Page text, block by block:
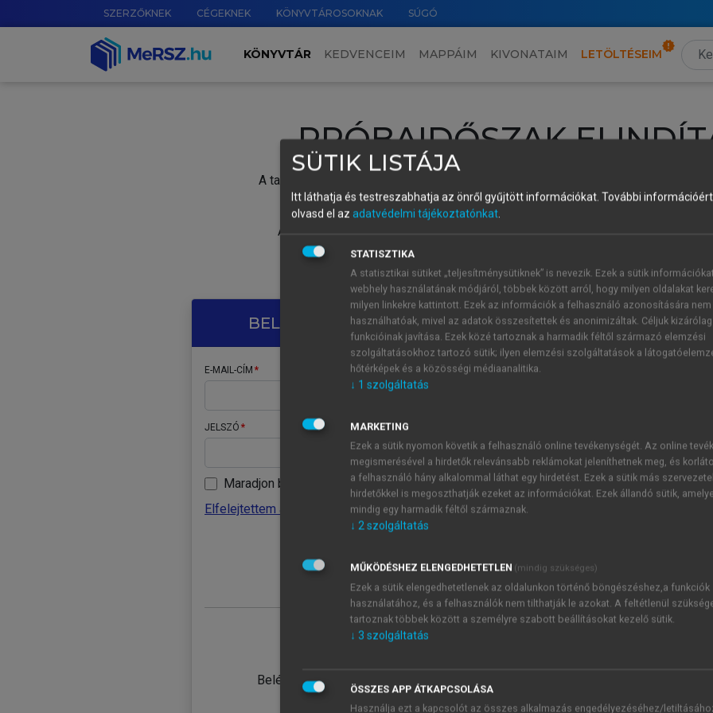
SZERZŐKNEK CÉGEKNEK KÖNYVTÁROSOKNAK SÚGÓ
KÖNYVTÁR KEDVENCEIM MAPPÁIM KIVONATAIM LETÖLTÉSEIM
PRÓBAIDŐSZAK
A tartalom megtekintéséhez lépj be a saját fiókoddal, iskolai azonosítóddal vagy
Új felhasználóként1 óra díjmentes hozzáférésrevagy
A próbaidőszak elindításához,
vagy hozz
A regisztráció után a
BELÉPÉS SAJÁT FIÓKKAL
E-MAIL-CÍM
JELSZÓ
Maradjon belépve
Elfelejtettem a jelszavamat
Belépés intézményi azonosítóval
ÚJ FIÓK
1 óra
JELSZÓ
Kérek értesítést a MeRSZ
Kérek értesítést az
SÜTIK LISTÁJA
Itt láthatja és testreszabhatja az önről gyűjtött információkat. További
olvasd el az adatvédelmi tájékoztatónkat.
STATISZTIKA
A statisztikai sütiket „teljesítménysütiknek” is nevezik. Ezek a sütik
webhely használatának módjáról, többek között arról, hogy milyen oldalakat
milyen linkekre kattintott. Ezek az információk a felhasználó azonosítására nem
használhatóak, mivel az adatok összesítettek és anonimizáltak. Céljuk
funkcióinak javítása. Ezek közé tartoznak a harmadik féltől származó elemzési
szolgáltatásokhoz tartozó sütik; ilyen elemzési szolgáltatások a
hőtérképek és a közösségi médiaanalitika.
↓ 1 szolgáltatás
MARKETING
Ezek a sütik nyomon követik a felhasználó online tevékenységét. Az online
megismerésével a hirdetők relevánsabb reklámokat jeleníthetnek meg, és
a felhasználó hány alkalommal láthat egy hirdetést. Ezek a sütik más
hirdetőkkel is megoszthatják ezeket az információkat. Ezek állandó sütik,
mindig egy harmadik féltől származnak.
↓ 2szolgáltatás
MŰKÖDÉSHEZ ELENGEDHETETLEN (mindig szükséges)
Ezek a sütik elengedhetetlenek az oldalunkon történő böngészéshez,a funkciók
használatához, és a felhasználók nem tilthatják le azokat. A feltétlenül
tartoznak többek között a személyre szabott beállításokat kezelő sütik.
↓ 3 szolgáltatás
ÖSSZES APP ÁTKAPCSOLÁSA
Használja ezt a kapcsolót az összes alkalmazás engedélyezéséhez/